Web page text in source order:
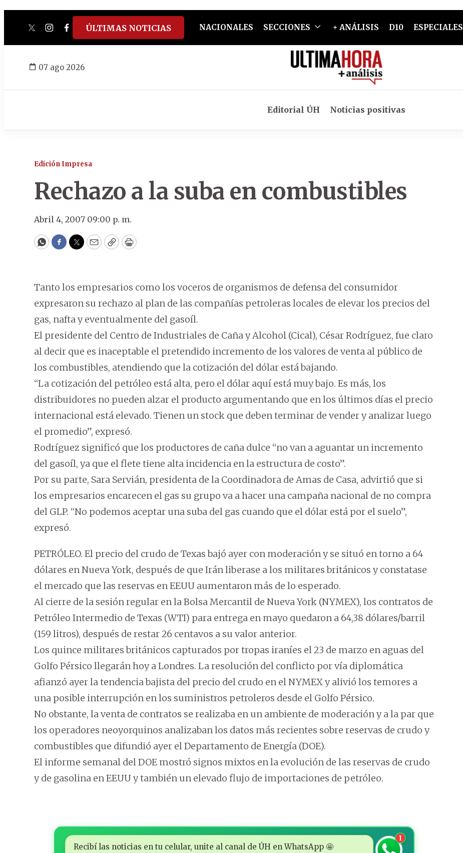
twitterinstagram
facebook
tiktokyoutube
spotify
ÚLTIMAS NOTICIAS NACIONALES SECCIONES + ANÁLISIS D10 ESPECIALES
07 ago 2026
Editorial ÚH Noticias positivas
Edición Impresa
Rechazo a la suba en combustibles
Abril 4, 2007 09:00 p. m.
WhatsApp
Facebook
Twitter
EmailCopyPrint
Tanto los empresarios como los voceros de organismos de defensa del consumidor
expresaron su rechazo al plan de las compañías petroleras locales de elevar los precios del
gas, nafta y eventualmente del gasoíl.
El presidente del Centro de Industriales de Caña y Alcohol (Cical), César Rodríguez, fue claro
al decir que es inaceptable el pretendido incremento de los valores de venta al público de
los combustibles, atendiendo que la cotización del dólar está bajando.
“La cotización del petróleo está alta, pero el dólar aquí está muy bajo. Es más, los
distribuidores no pueden alzar el producto argumentando que en los últimos días el precio
internacional está elevado. Tienen un stock que deben terminar de vender y analizar luego
el promedio”, expresó.
Rodríguez significó que los productores de caña dulce “no van a aguantar un incremento
del gasoíl, ya que el flete tiene alta incidencia en la estructura de costo”.
Por su parte, Sara Servián, presidenta de la Coordinadora de Amas de Casa, advirtió que si
los empresarios encarecen el gas su grupo va a hacer una campaña nacional de no compra
del GLP. “No podemos aceptar una suba del gas cuando que el dólar está por el suelo”,
expresó.
PETRÓLEO. El precio del crudo de Texas bajó ayer con moderación y se situó en torno a 64
dólares en Nueva York, después de que Irán liberase a los militares británicos y constatase
el mercado que las reservas en EEUU aumentaron más de lo esperado.
Al cierre de la sesión regular en la Bolsa Mercantil de Nueva York (NYMEX), los contratos de
Petróleo Intermedio de Texas (WTI) para entrega en mayo quedaron a 64,38 dólares/barril
(159 litros), después de restar 26 centavos a su valor anterior.
Los quince militares británicos capturados por tropas iraníes el 23 de marzo en aguas del
Golfo Pérsico llegarán hoy a Londres. La resolución del conflicto por vía diplomática
afianzó ayer la tendencia bajista del precio del crudo en el NYMEX y alivió los temores a
una posible interrupción en los suministros petroleros desde el Golfo Pérsico.
No obstante, la venta de contratos se realizaba en un ambiente de moderación y a la par que
los operadores neoyorquinos analizaban los datos más recientes sobre reservas de crudo y
combustibles que difundió ayer el Departamento de Energía (DOE).
El informe semanal del DOE mostró signos mixtos en la evolución de las reservas de crudo
y de gasolina en EEUU y también un elevado flujo de importaciones de petróleo.
Recibí las noticias en tu celular, unite al canal de ÚH en WhatsApp 🤩
1